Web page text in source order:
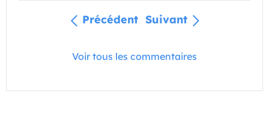
Précédent Suivant
Voir tous les commentaires